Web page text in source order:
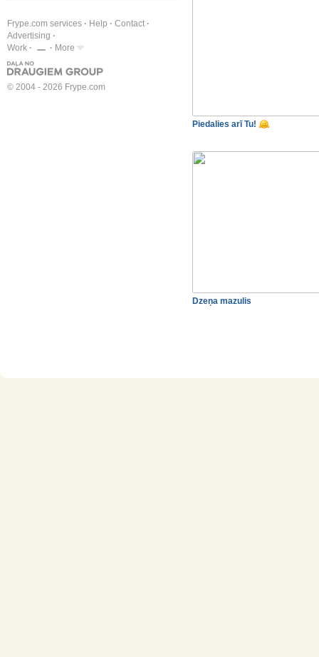
Frype.com services Help
Contact
Advertising
Work
More
© 2004 - 2026 Frype.com
Piedalies arī Tu!
Dzeņa mazulis